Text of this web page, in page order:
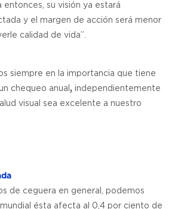
entonces, su visión ya estará
y el margen de acción será menor
calidad de vida”.
siempre en la importancia que tiene
chequeo anual , independientemente
visual sea excelente a nuestro
de ceguera en general, podemos
ésta afecta al 0,4 por ciento de